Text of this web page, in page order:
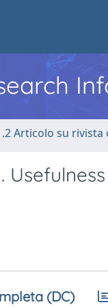
Articolo su rivista
(DC)